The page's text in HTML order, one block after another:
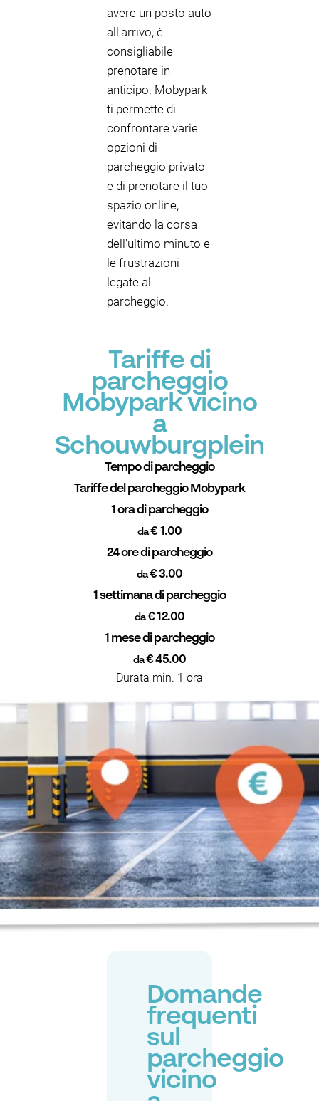
avere un posto auto
all'arrivo, è
consigliabile
prenotare in
anticipo. Mobypark
ti permette di
confrontare varie
opzioni di
parcheggio privato
e di prenotare il tuo
spazio online,
evitando la corsa
dell'ultimo minuto e
le frustrazioni
legate al
parcheggio.
Tariffe di
parcheggio
Mobypark vicino
a
Schouwburgplein
Tempo di parcheggio
Tariffe del parcheggio Mobypark
1 ora di parcheggio
da€ 1.00
24 ore di parcheggio
da€ 3.00
1 settimana di parcheggio
da€ 12.00
1 mese di parcheggio
da€ 45.00
Durata min. 1 ora
Domande
frequenti
sul
parcheggio
vicino